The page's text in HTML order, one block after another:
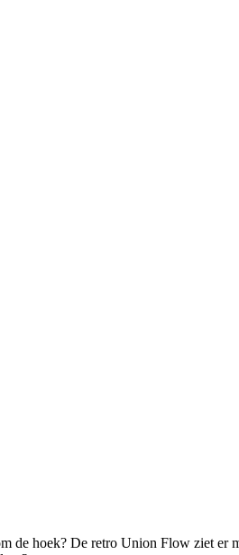
de hoek? De retro Union Flow ziet